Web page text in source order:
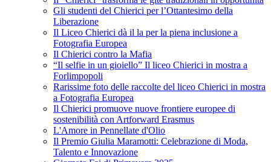
Gli studenti del Chierici per l’Ottantesimo della
Liberazione
Il Liceo Chierici dà il la per la piena inclusione a
Fotografia Europea
Il Chierici contro la Mafia
“Il selfie in un gioiello” Il liceo Chierici in mostra a
Forlimpopoli
Rarissime foto delle raccolte del liceo Chierici in mostra
a Fotografia Europea
Il Chierici promuove nuove frontiere europee di
sostenibilità con Artforward Erasmus
L'Amore in Pennellate d'Olio
Il Premio Giulia Maramotti: Celebrazione di Moda,
Talento e Innovazione